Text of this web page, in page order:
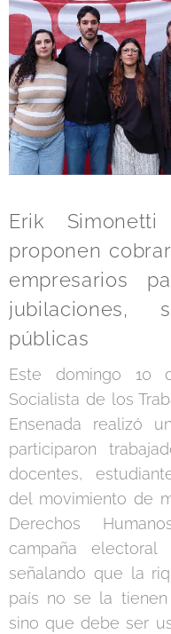
Erik
proponen
empresarios
jubilaciones,
públicas
Este domingo 10
Socialista de los
Ensenada realizó
participaron
docentes,
del movimiento de
Derechos
campaña
señalando que la
país no se la
sino que debe ser